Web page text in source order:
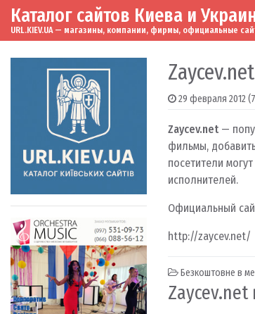
Skip to content
Main Navigation
Каталог сайтов Киева и
URL.KIEV.UA — магазины, компании, фирмы, официальные
Zaycev.net
29 февраля 2012
Zaycev.net —
фильмы,
посетители
исполнителей.
Официальный
http://zaycev.net/
Безкоштовне в
Zaycev.net